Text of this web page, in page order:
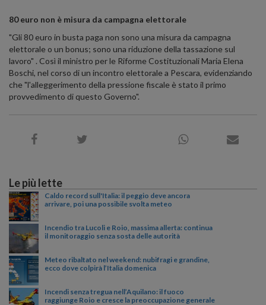
80 euro non è misura da campagna elettorale
"Gli 80 euro in busta paga non sono una misura da campagna
elettorale o un bonus; sono una riduzione della tassazione sul
lavoro" . Così il ministro per le Riforme Costituzionali Maria Elena
Boschi, nel corso di un incontro elettorale a Pescara, evidenziando
che "l'alleggerimento della pressione fiscale è stato il primo
provvedimento di questo Governo".
Le più lette
Caldo record sull'Italia: il peggio deve ancora
arrivare, poi una possibile svolta meteo
Incendio tra Lucoli e Roio, massima allerta: continua
il monitoraggio senza sosta delle autorità
Meteo ribaltato nel weekend: nubifragi e grandine,
ecco dove colpirà l’Italia domenica
Incendi senza tregua nell’Aquilano: il fuoco
raggiunge Roio e cresce la preoccupazione generale